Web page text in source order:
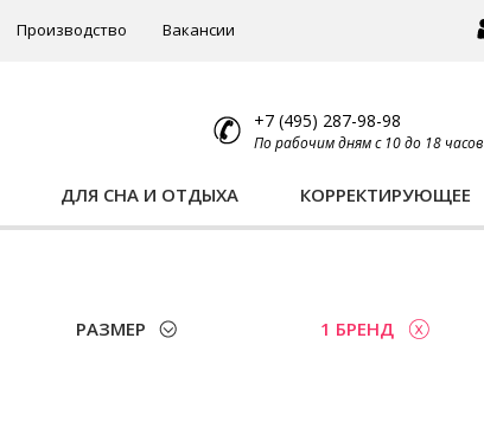
Производство Вакансии
+7 (495) 287-98-98
По рабочим дням с 10 до 18 часов
ДЛЯ СНА И ОТДЫХА КОРРЕКТИРУЮЩЕЕ
РАЗМЕР 1 БРЕНД